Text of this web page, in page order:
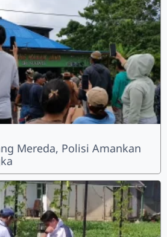
Mereda, Polisi Amankan